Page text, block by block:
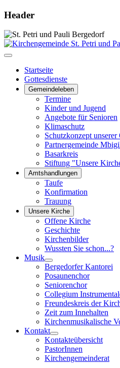
Header
Startseite
Gottesdienste
Gemeindeleben
Termine
Kinder und Jugend
Angebote für Senioren
Klimaschutz
Schutzkonzept unserer
Partnergemeinde
Basarkreis
Stiftung "Unsere
Amtshandlungen
Taufe
Konfirmation
Trauung
Unsere Kirche
Offene Kirche
Geschichte
Kirchenbilder
Wussten Sie schon...?
Musik
Bergedorfer Kantorei
Posaunenchor
Seniorenchor
Collegium
Freundeskreis der
Zeit zum Innehalten
Kirchenmusikalische
Kontakt
Kontakteübersicht
PastorInnen
Kirchengemeinderat